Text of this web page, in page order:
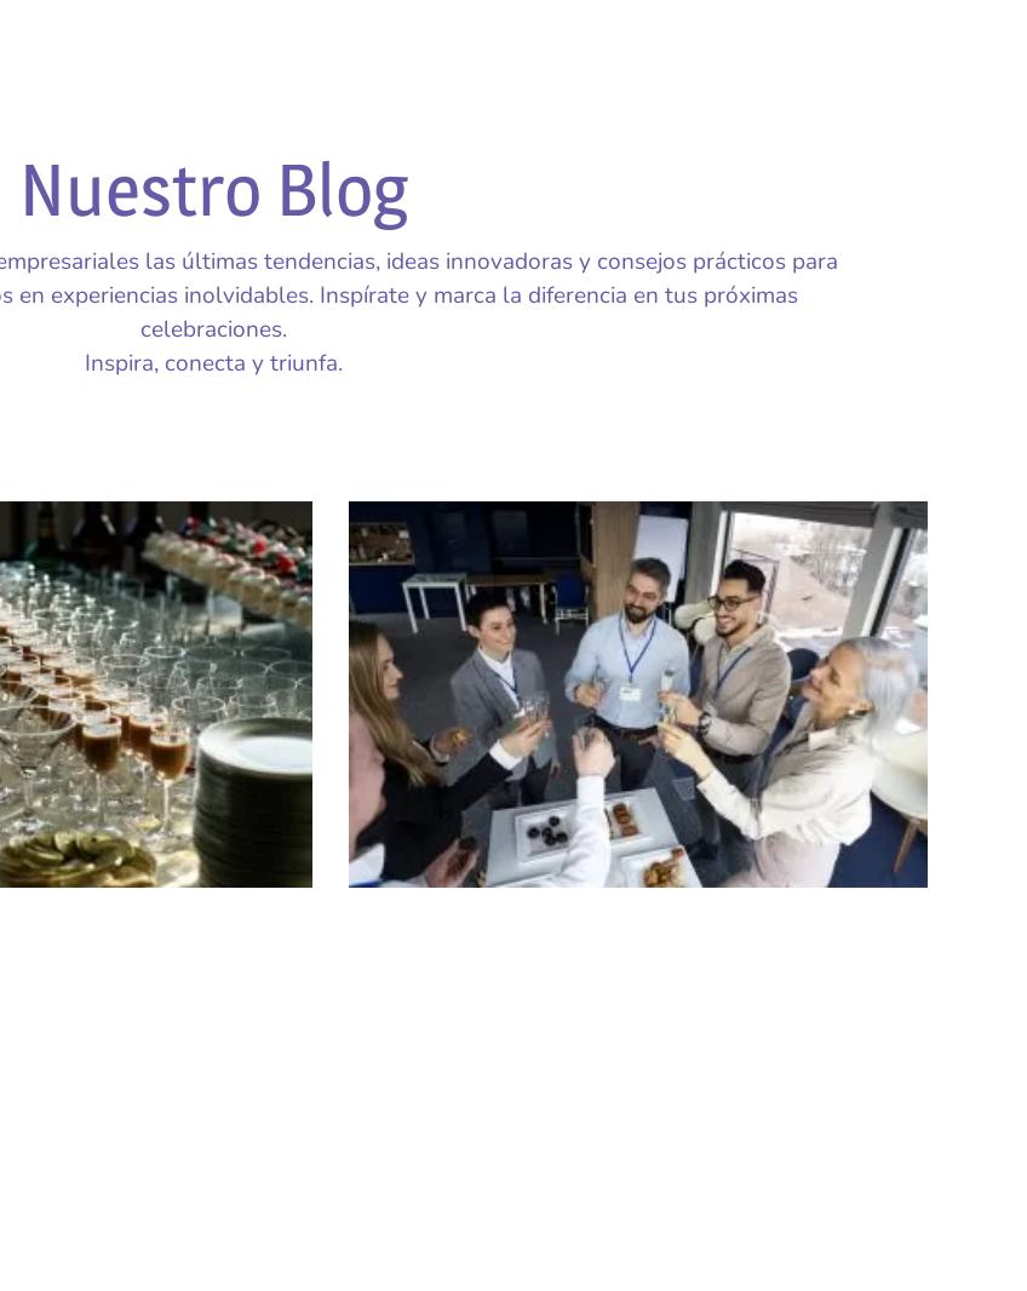
Nuestro Blog
las últimas tendencias, ideas innovadoras y consejos prácticos para
experiencias inolvidables. Inspírate y marca la diferencia en tus próximas
celebraciones.
Inspira, conecta y triunfa.